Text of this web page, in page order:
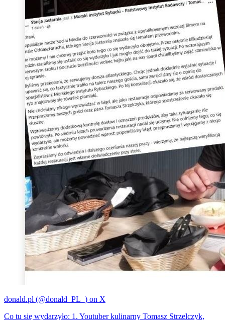
donald.pl (@donald_PL_) on X
Co tu się wydarzyło: 1. Youtuber kulinarny Tomasz Strzelczyk,